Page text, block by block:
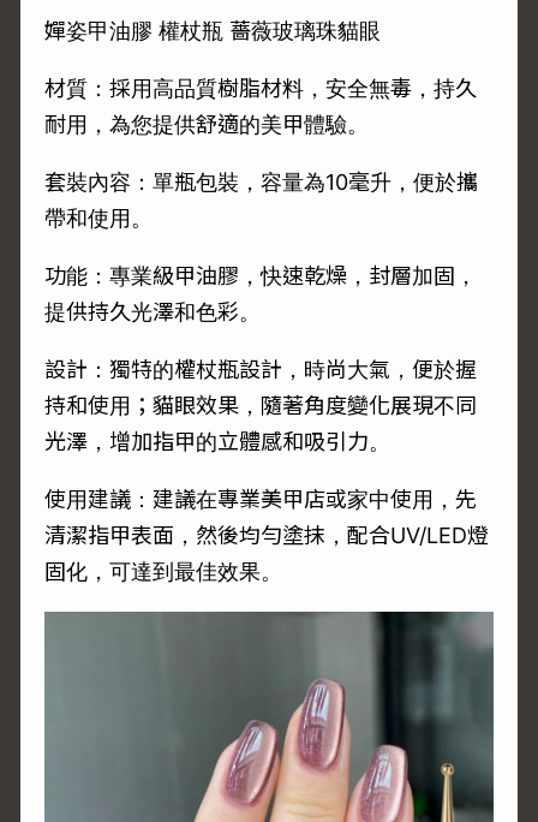
嬋姿甲油膠 權杖瓶 薔薇玻璃珠貓眼
材質：採用高品質樹脂材料，安全無毒，持久
耐用，為您提供舒適的美甲體驗。
套裝內容：單瓶包裝，容量為10毫升，便於攜
帶和使用。
功能：專業級甲油膠，快速乾燥，封層加固，
提供持久光澤和色彩。
設計：獨特的權杖瓶設計，時尚大氣，便於握
持和使用；貓眼效果，隨著角度變化展現不同
光澤，增加指甲的立體感和吸引力。
使用建議：建議在專業美甲店或家中使用，先
清潔指甲表面，然後均勻塗抹，配合UV/LED燈
固化，可達到最佳效果。